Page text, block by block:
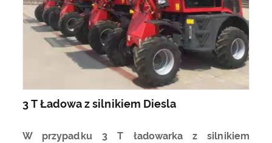
3 T Ładowa z silnikiem Diesla
W przypadku 3 T ładowarka z silnikiem